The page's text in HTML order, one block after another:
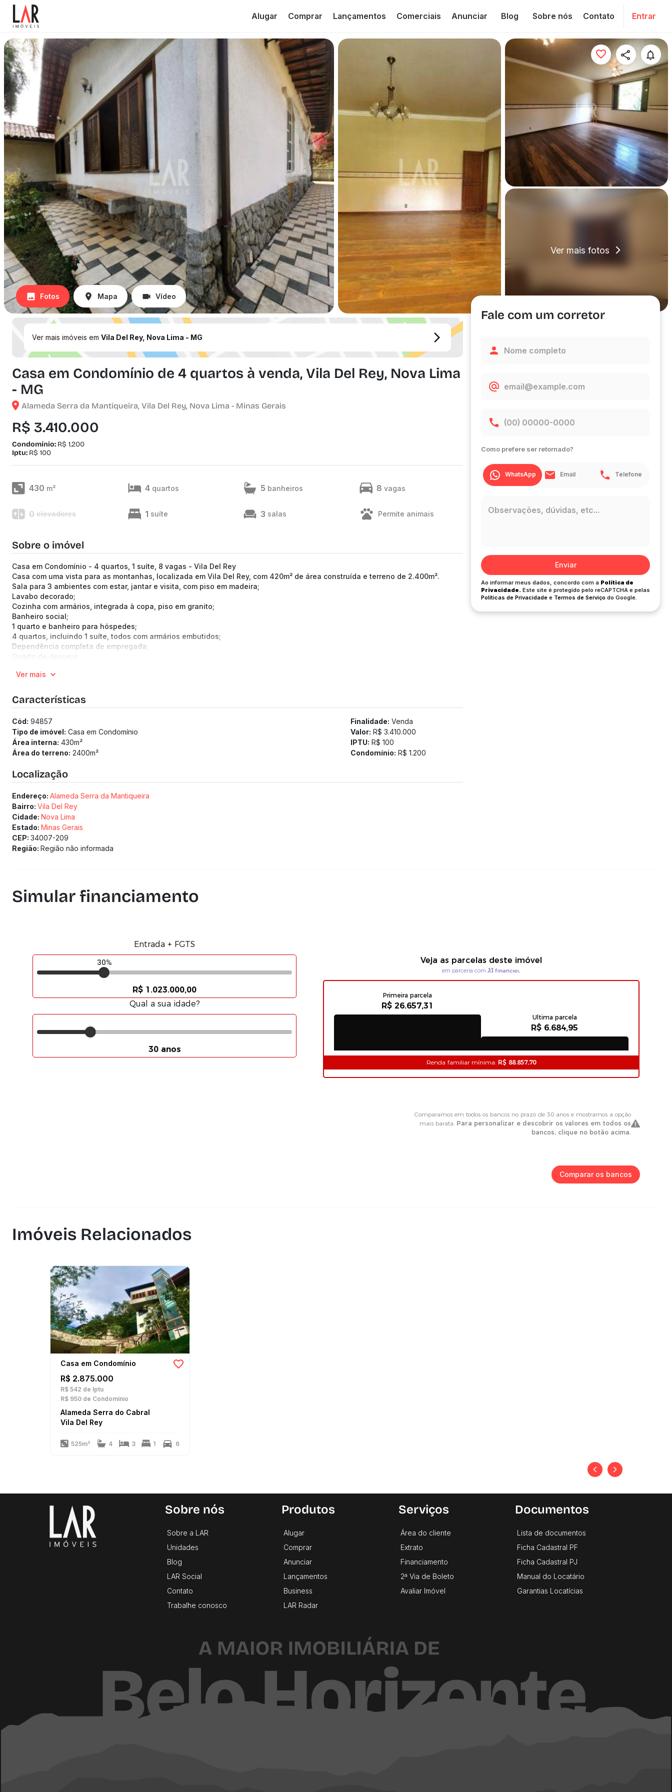
Alugar Comprar Lançamentos Comerciais Anunciar Blog Sobre nós Contato Entrar
Ver mais fotos
Fotos Mapa Vídeo
Ver mais imóveis em Vila Del Rey, Nova Lima - MG
Casa em Condomínio de 4 quartos à venda, Vila Del Rey, Nova Lima
- MG
Alameda Serra da Mantiqueira, Vila Del Rey, Nova Lima - Minas Gerais
R$ 3.410.000
Condomínio: R$ 1.200
Iptu: R$ 100
430 m² 4 quartos 5 banheiros 8 vagas
0 elevadores 1 suíte 3 salas Permite animais
Sobre o imóvel
Casa em Condomínio - 4 quartos, 1 suíte, 8 vagas - Vila Del Rey
Casa com uma vista para as montanhas, localizada em Vila Del Rey, com 420m² de área construída e terreno de 2.400m².
Sala para 3 ambientes com estar, jantar e visita, com piso em madeira;
Lavabo decorado;
Cozinha com armários, integrada à copa, piso em granito;
Banheiro social;
1 quarto e banheiro para hóspedes;
4 quartos, incluindo 1 suíte, todos com armários embutidos;
Dependência completa de empregada;
Quarto de despejo;
Quadra de tênis não oficial.
Localização privilegiada, próximo à guarita do condomínio, garantindo segurança e tranquilidade para sua família.
------------------------------------------------------------------------------------------------------------
(Os preços e informações poderão sofrer mudanças. Solicitamos a confirmação com nossa equipe).
Ver mais
Características
Cód: 94857
Tipo de imóvel: Casa em Condomínio
Área interna: 430m²
Área do terreno: 2400m²
Finalidade: Venda
Valor: R$ 3.410.000
IPTU: R$ 100
Condomínio: R$ 1.200
Localização
Endereço: Alameda Serra da Mantiqueira
Bairro: Vila Del Rey
Cidade: Nova Lima
Estado: Minas Gerais
CEP: 34007-209
Região: Região não informada
Fale com um corretor
Como prefere ser retornado?
WhatsApp Email Telefone
Enviar
Ao informar meus dados, concordo com a Política de
Privacidade. Este site é protegido pelo reCAPTCHA e pelas
Políticas de Privacidade e Termos de Serviço do Google.
Simular financiamento
Comparar os bancos
Imóveis Relacionados
Casa em Condomínio
R$ 2.875.000
R$ 542 de Iptu
R$ 950 de Condomínio
Alameda Serra do Cabral
Vila Del Rey
525m² 4 3 1 6
Sobre nós
Sobre a LAR
Unidades
Blog
LAR Social
Contato
Trabalhe conosco
Produtos
Alugar
Comprar
Anunciar
Lançamentos
Business
LAR Radar
Serviços
Área do cliente
Extrato
Financiamento
2ª Via de Boleto
Avaliar Imóvel
Documentos
Lista de documentos
Ficha Cadastral PF
Ficha Cadastral PJ
Manual do Locatário
Garantias Locatícias